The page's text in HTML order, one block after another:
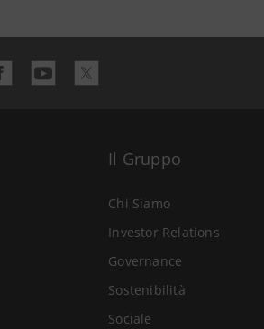
Il Gruppo
Chi Siamo
Investor Relations
Governance
Sostenibilità
Sociale